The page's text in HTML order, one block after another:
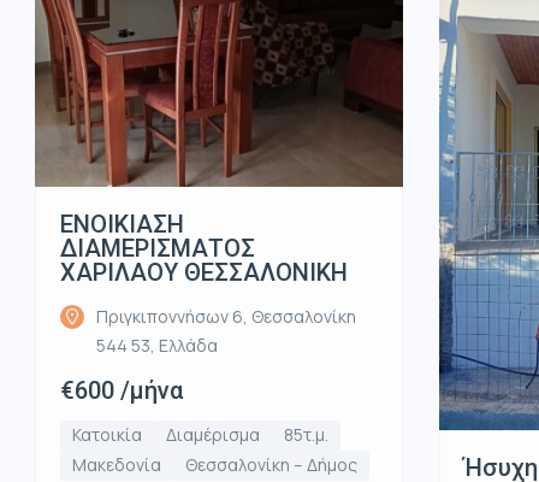
ΕΝΟΙΚΙΑΣΗ
ΔΙΑΜΕΡΙΣΜΑΤΟΣ
ΧΑΡΙΛΑΟΥ ΘΕΣΣΑΛΟΝΙΚΗ
Πριγκιποννήσων 6, Θεσσαλονίκη
544 53, Ελλάδα
€600 /μήνα
Κατοικία Διαμέρισμα
85τ.μ.
Μακεδονία
Θεσσαλονίκη – Δήμος